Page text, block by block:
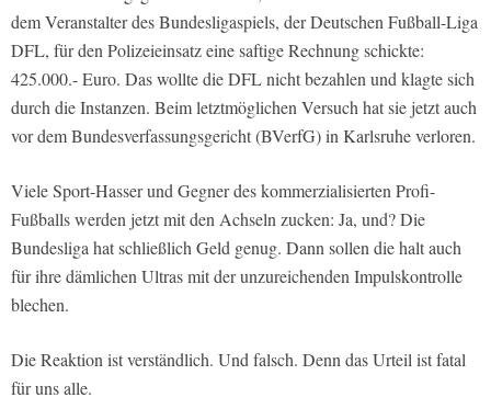
dem Veranstalter des Bundesligaspiels, der Deutschen Fußball-Liga
DFL, für den Polizeieinsatz eine saftige Rechnung schickte:
425.000.- Euro. Das wollte die DFL nicht bezahlen und klagte sich
durch die Instanzen. Beim letztmöglichen Versuch hat sie jetzt auch
vor dem Bundesverfassungsgericht (BVerfG) in Karlsruhe verloren.
Viele Sport-Hasser und Gegner des kommerzialisierten Profi-
Fußballs werden jetzt mit den Achseln zucken: Ja, und? Die
Bundesliga hat schließlich Geld genug. Dann sollen die halt auch
für ihre dämlichen Ultras mit der unzureichenden Impulskontrolle
blechen.
Die Reaktion ist verständlich. Und falsch. Denn das Urteil ist fatal
für uns alle.